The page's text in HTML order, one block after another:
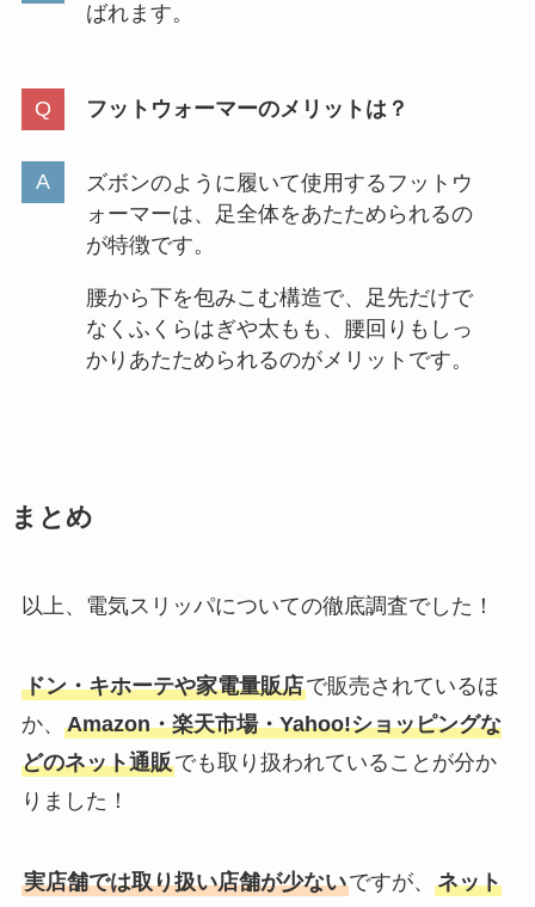
ばれます。
フットウォーマーのメリットは？
ズボンのように履いて使用するフットウ
ォーマーは、足全体をあたためられるの
が特徴です。
腰から下を包みこむ構造で、足先だけで
なくふくらはぎや太もも、腰回りもしっ
かりあたためられるのがメリットです。
まとめ
以上、電気スリッパについての徹底調査でした！
ドン・キホーテや家電量販店で販売されているほ
か、 Amazon・楽天市場・Yahoo!ショッピングな
どのネット通販でも取り扱われていることが分か
りました！
実店舗では取り扱い店舗が少ないですが、 ネット